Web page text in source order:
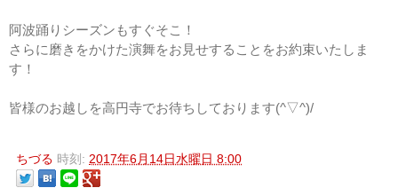
阿波踊りシーズンもすぐそこ！
さらに磨きをかけた演舞をお見せすることをお約束いたしま
す！
皆様のお越しを高円寺でお待ちしております(^▽^)/
ちづる 時刻: 2017年6月14日水曜日 8:00